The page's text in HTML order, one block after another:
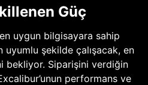
Güç
uygun bilgisayara sahip
şekilde çalışacak, en
bekliyor. Siparişini verdiğin
performans ve